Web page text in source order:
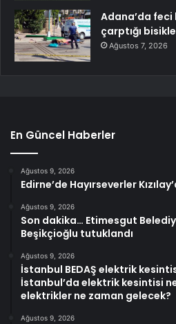
Adana’da feci
çarptığı
Ağustos 7, 2026
En Güncel Haberler
Ağustos 9, 2026
Edirne’de Hayırseverler
Ağustos 9, 2026
Son dakika… Etimesgut
Beşikçioğlu tutuklandı
Ağustos 9, 2026
İstanbul BEDAŞ elektrik
İstanbul’da elektrik kesintisi
elektrikler ne zaman gelecek?
Ağustos 9, 2026